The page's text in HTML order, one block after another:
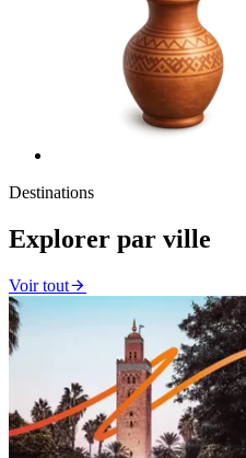
Destinations
Explorer par ville
Voir tout